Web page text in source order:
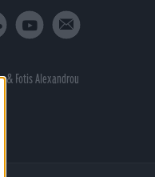
& Fotis Alexandrou